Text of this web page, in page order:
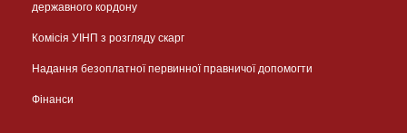
державного кордону
Комісія УІНП з розгляду скарг
Надання безоплатної первинної правничої допомогти
Фінанси